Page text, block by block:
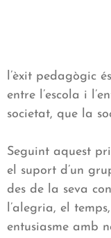
l’èxit pedagògic
entre l’escola i
societat, que la
Seguint aquest
el suport d’un
des de la seva
l’alegria, el
entusiasme amb